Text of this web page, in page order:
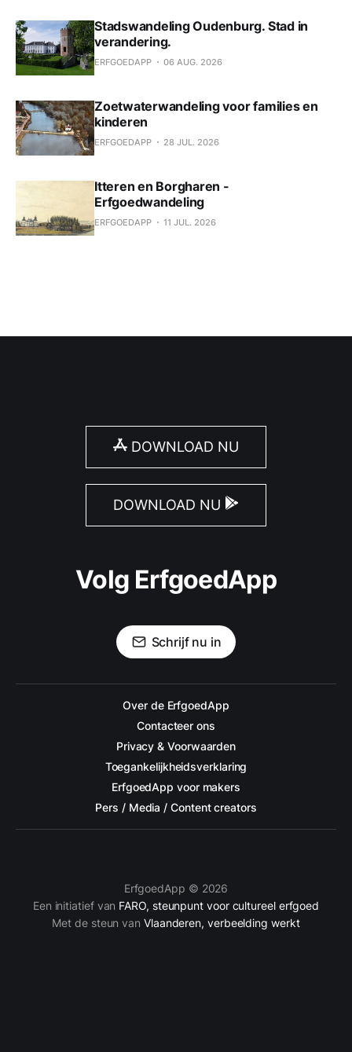
Stadswandeling Oudenburg. Stad in
verandering.
ERFGOEDAPP 06 AUG. 2026
Zoetwaterwandeling voor families en
kinderen
ERFGOEDAPP 28 JUL. 2026
Itteren en Borgharen -
Erfgoedwandeling
ERFGOEDAPP 11 JUL. 2026
DOWNLOAD NU
DOWNLOAD NU
Volg ErfgoedApp
Schrijf nu in
Over de ErfgoedApp
Contacteer ons
Privacy & Voorwaarden
Toegankelijkheidsverklaring
ErfgoedApp voor makers
Pers / Media / Content creators
ErfgoedApp © 2026
Een initiatief van FARO, steunpunt voor cultureel erfgoed
Met de steun van Vlaanderen, verbeelding werkt